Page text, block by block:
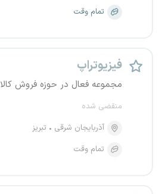
تمام وقت
فیزیوتراپ
مجموعه فعال در حوزه فروش کالا
منقضی شده
آذربایجان شرقی
تبریز
تمام وقت